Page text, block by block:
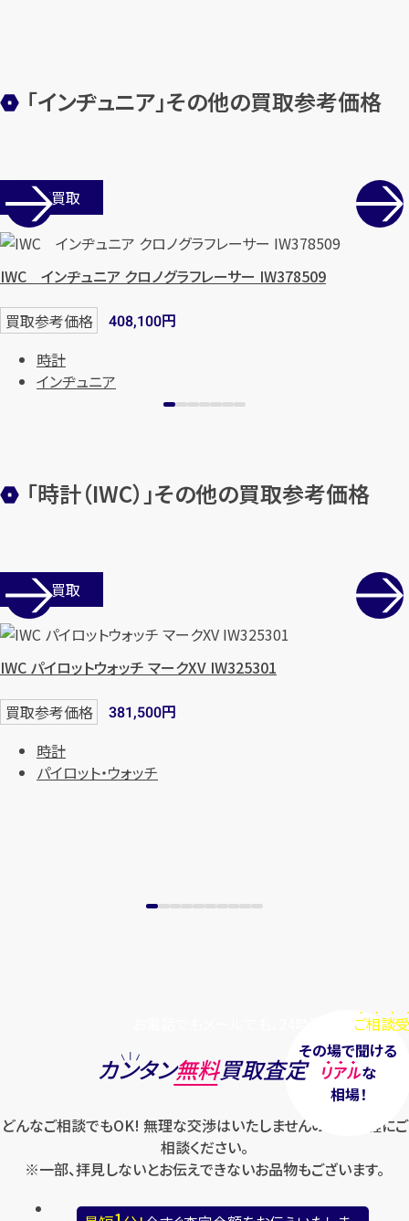
最短 1 分！
します
始除く)
「インヂュニア」その他の買取参考価格
店舗買取
IWC インヂュニア クロノグラフレーサー IW378509
買取参考価格 408,100円
時計
インヂュニア
「時計（IWC）」その他の買取参考価格
店舗買取
IWC パイロットウォッチ マークXV IW325301
買取参考価格 381,500円
時計
パイロット・ウォッチ
ご相談
その場で聞ける
リアルな
相場！
カンタン無料買取査定
どんなご相談でもOK! 無理な交渉はいたしませんのでお気軽にご
相談ください。
※一部、拝見しないとお伝えできないお品物もございます。